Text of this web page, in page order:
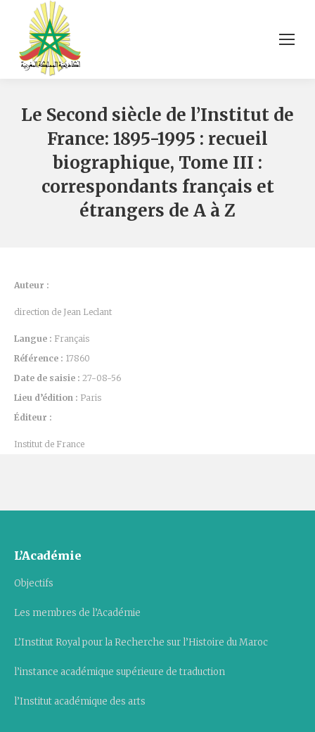
Le Second siècle de l’Institut de
France: 1895-1995 : recueil
biographique, Tome III :
correspondants français et
étrangers de A à Z
Auteur :
direction de Jean Leclant
Langue : Français
Référence : 17860
Date de saisie : 27-08-56
Lieu d’édition : Paris
Éditeur :
Institut de France
L’Académie
Objectifs
Les membres de l’Académie
L’Institut Royal pour la Recherche sur l’Histoire du Maroc
l’instance académique supérieure de traduction
l’Institut académique des arts